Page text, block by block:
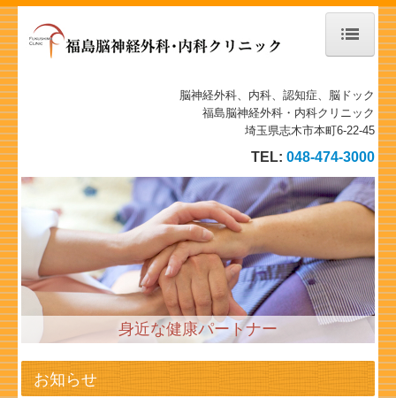
物忘れ外来
施設、設備など
地図、交通案内
個人情報保護方針
施設基準
脳神経外科、内科、認知症、脳ドック
福島脳神経外科・内科クリニック
埼玉県志木市本町6-22-45
TEL: 048-474-3000
身近な健康パートナー
お知らせ